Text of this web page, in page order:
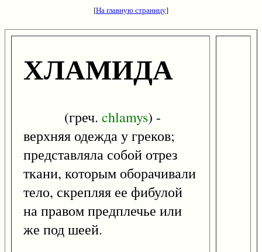
[На главную страницу]
ХЛАМИДА
(греч. chlamys) -
верхняя одежда у греков;
представляла собой отрез
ткани, которым оборачивали
тело, скрепляя ее фибулой
на правом предплечье или
же под шеей.